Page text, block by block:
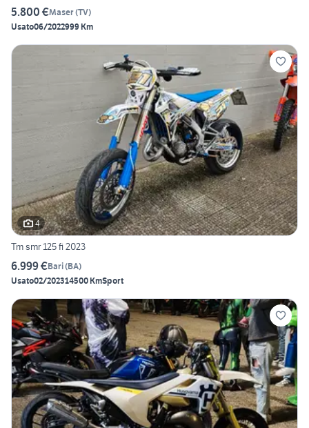
5.800 €Maser(TV)
Usato06/2022999 Km
4
Tm smr 125 fi 2023
6.999 €Bari(BA)
Usato02/202314500 KmSport